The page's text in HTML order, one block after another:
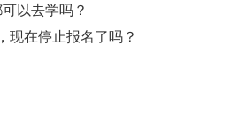
以去学吗？
现在停止报名了吗？